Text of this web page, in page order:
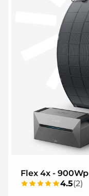
Flex 4x - 900Wp
4.5(2)